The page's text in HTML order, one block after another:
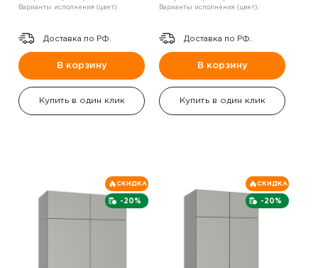
Варианты исполнения (цвет):
Доставка по РФ.
В корзину
Купить в один клик
Варианты исполнения (цвет):
Доставка по РФ.
В корзину
Купить в один клик
-20%
СКИДКА
-20%
СКИДКА